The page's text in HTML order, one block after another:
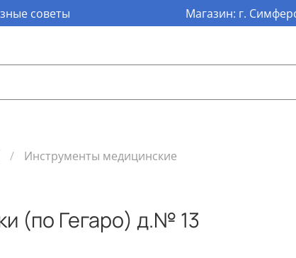
советы Магазин: г.
Инструменты медицинские
(по Гегаро) д.№ 13